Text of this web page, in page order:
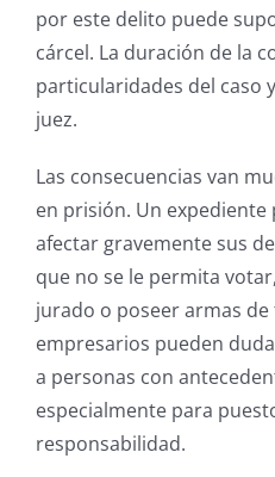
por este delito puede
cárcel. La duración de la
particularidades del caso
juez.
Las consecuencias van
en prisión. Un
afectar gravemente sus
que no se le permita
jurado o poseer armas de
empresarios pueden
a personas con
especialmente para
responsabilidad.